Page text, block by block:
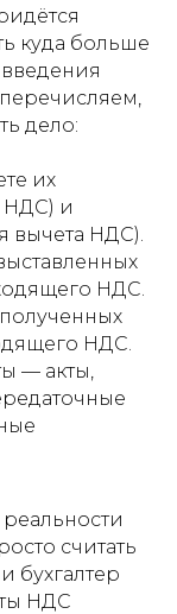
куда больше
дело:
их
НДС) и
вычета НДС).
НДС.
НДС.
— акты,
считать
бухгалтер
НДС